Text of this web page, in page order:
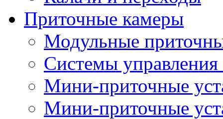
Приточные камеры
Модульные
Системы
Мини-приточные
Мини-приточные